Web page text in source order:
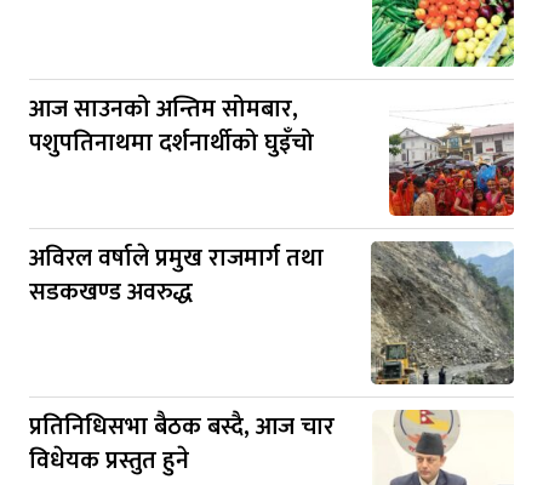
आज साउनको अन्तिम सोमबार,
पशुपतिनाथमा दर्शनार्थीको घुइँचो
अविरल वर्षाले प्रमुख राजमार्ग तथा
सडकखण्ड अवरुद्ध
प्रतिनिधिसभा बैठक बस्दै, आज चार
विधेयक प्रस्तुत हुने